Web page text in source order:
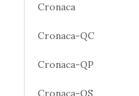
Cronaca
Cronaca-QC
Cronaca-QP
Cronaca-QS